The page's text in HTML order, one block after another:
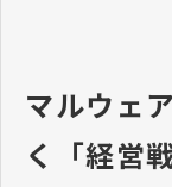
マルウェ
く「経営